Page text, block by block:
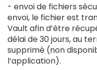
- envoi de fichiers
envoi, le fichier est
Vault afin d’être
délai de 30 jours, au
supprimé (non
l’application).